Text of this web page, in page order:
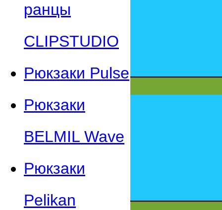
ранцы
CLIPSTUDIO
Рюкзаки Pulse
Рюкзаки
BELMIL Wave
Рюкзаки
Pelikan